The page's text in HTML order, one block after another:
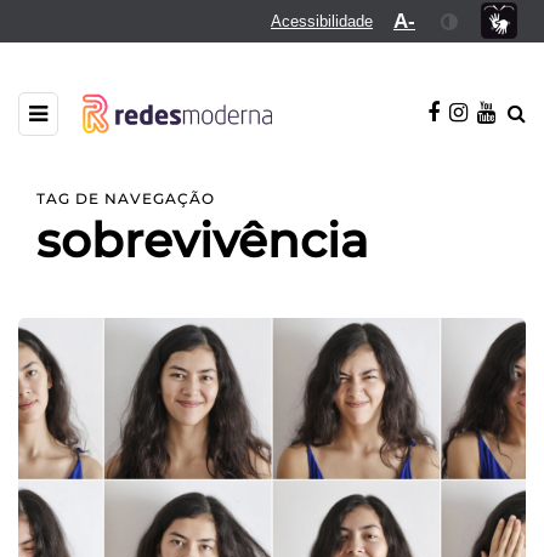
Acessibilidade A-
TAG DE NAVEGAÇÃO
sobrevivência